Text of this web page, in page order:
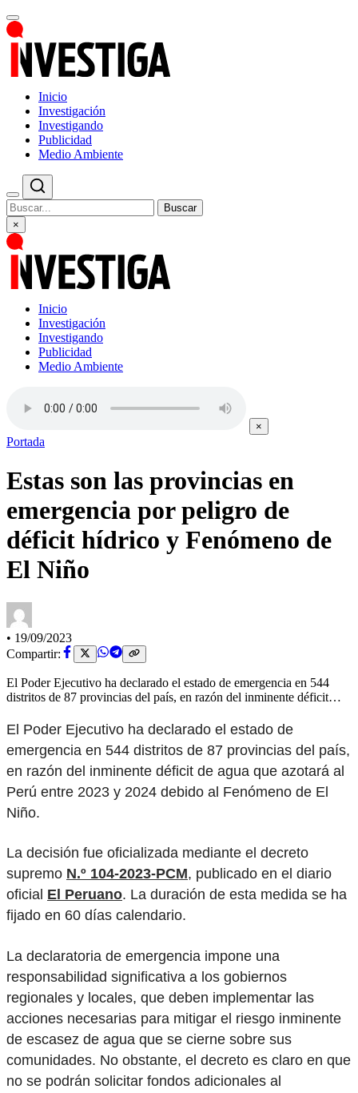
Inicio
Investigación
Investigando
Publicidad
Medio Ambiente
Buscar
×
Inicio
Investigación
Investigando
Publicidad
Medio Ambiente
×
Portada
Estas son las provincias en
emergencia por peligro de
déficit hídrico y Fenómeno de
El Niño
• 19/09/2023
Compartir:
El Poder Ejecutivo ha declarado el estado de emergencia en 544
distritos de 87 provincias del país, en razón del inminente déficit…
El Poder Ejecutivo ha declarado el estado de
emergencia en 544 distritos de 87 provincias del país,
en razón del inminente déficit de agua que azotará al
Perú entre 2023 y 2024 debido al Fenómeno de El
Niño.
La decisión fue oficializada mediante el decreto
supremo N.º 104-2023-PCM, publicado en el diario
oficial El Peruano. La duración de esta medida se ha
fijado en 60 días calendario.
La declaratoria de emergencia impone una
responsabilidad significativa a los gobiernos
regionales y locales, que deben implementar las
acciones necesarias para mitigar el riesgo inminente
de escasez de agua que se cierne sobre sus
comunidades. No obstante, el decreto es claro en que
no se podrán solicitar fondos adicionales al